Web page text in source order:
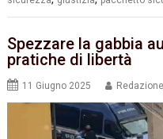
Spezzare la gabbia
pratiche di libertà
11 Giugno 2025